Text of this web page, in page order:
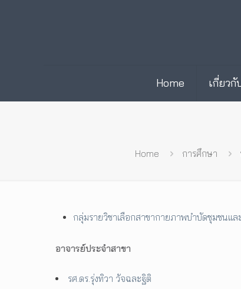
Home เกี่ยว
Home การศึกษา
กลุ่มรายวิชาเลือกสาขากายภาพบำบัดชุมชนแล
อาจารย์ประจำสาขา
รศ.ดร.รุ่งทิวา วัจฉละฐิติ